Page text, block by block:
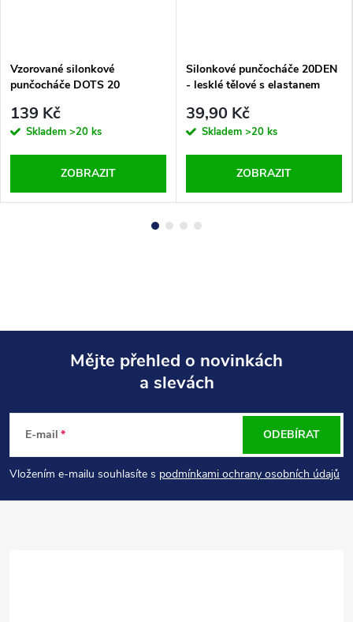
Vzorované silonkové
punčocháče DOTS 20
139 Kč
Skladem >20 ks
ZOBRAZIT
Silonkové punčocháče 20DEN
- lesklé tělové s elastanem
39,90 Kč
Skladem >20 ks
ZOBRAZIT
p
a
Mějte přehled o novinkách
a slevách
E-mail
Vložením e-mailu souhlasíte s podmínkami ochrany osobních údajů
ODEBÍRAT